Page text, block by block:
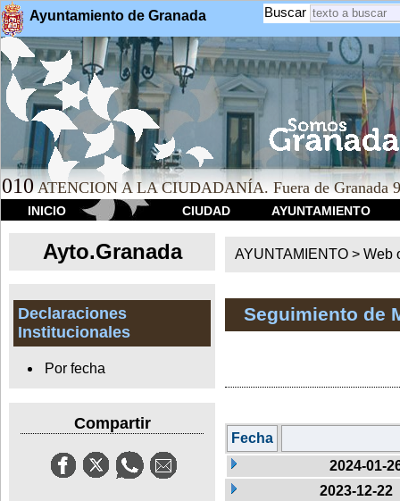
Ayuntamiento de Granada Buscar
010 ATENCION A LA CIUDADANÍA. Fuera de Granada
INICIO CIUDAD AYUNTAMIENTO
Ayto.Granada
Declaraciones
Institucionales
Por fecha
Compartir
AYUNTAMIENTO > Web
Seguimiento de
Fecha
2024-01-
2023-12-22